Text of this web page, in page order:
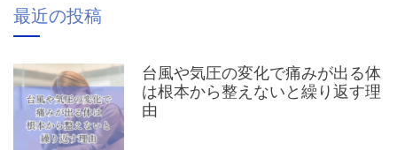
最近の投稿
台風や気圧の変化で痛みが出る体
は根本から整えないと繰り返す理
由